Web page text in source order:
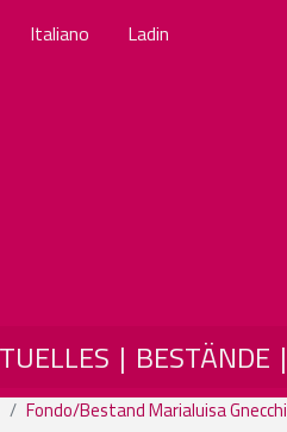
Italiano Ladin
NAVIGATION
BESTÄNDE
Fondo/Bestand Marialuisa Gnecchi